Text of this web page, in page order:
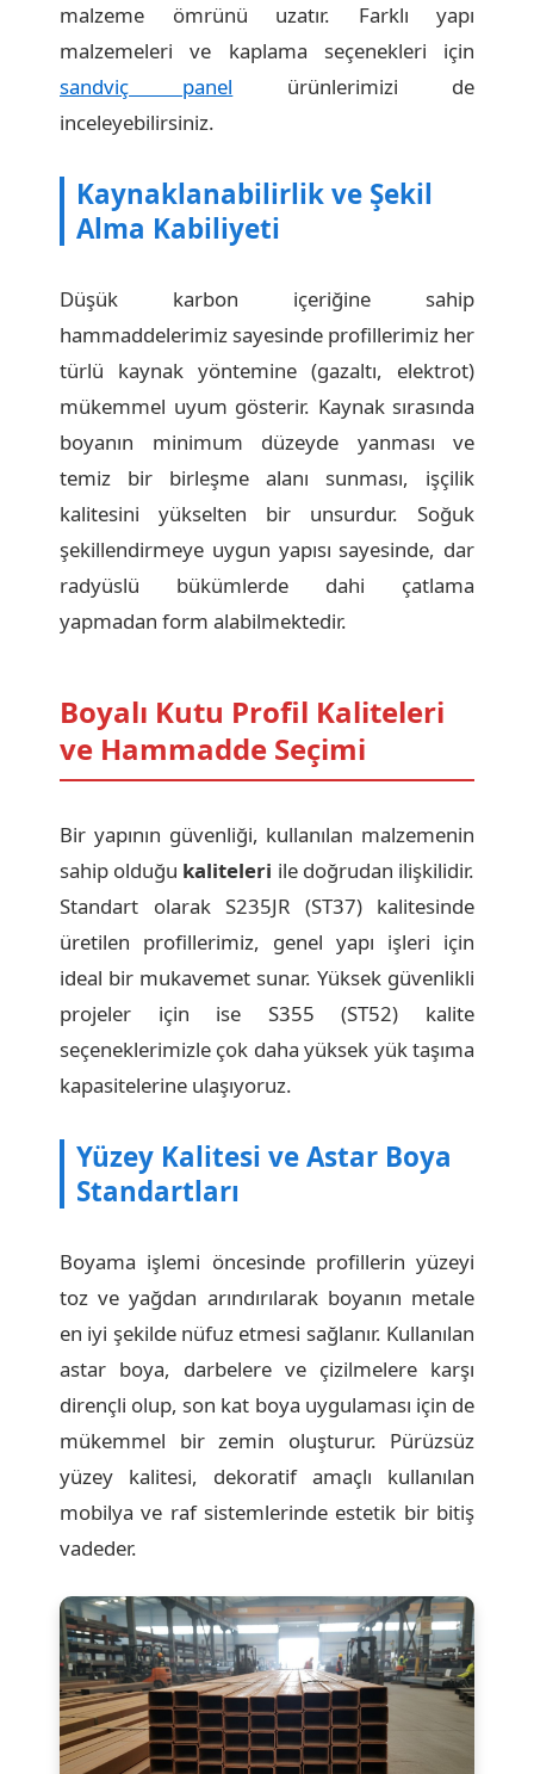
malzeme ömrünü uzatır. Farklı yapı
malzemeleri ve kaplama seçenekleri için
sandviç panel ürünlerimizi de
inceleyebilirsiniz.
Kaynaklanabilirlik ve Şekil
Alma Kabiliyeti
Düşük karbon içeriğine sahip
hammaddelerimiz sayesinde profillerimiz her
türlü kaynak yöntemine (gazaltı, elektrot)
mükemmel uyum gösterir. Kaynak sırasında
boyanın minimum düzeyde yanması ve
temiz bir birleşme alanı sunması, işçilik
kalitesini yükselten bir unsurdur. Soğuk
şekillendirmeye uygun yapısı sayesinde, dar
radyüslü bükümlerde dahi çatlama
yapmadan form alabilmektedir.
Boyalı Kutu Profil Kaliteleri
ve Hammadde Seçimi
Bir yapının güvenliği, kullanılan malzemenin
sahip olduğu kaliteleri ile doğrudan ilişkilidir.
Standart olarak S235JR (ST37) kalitesinde
üretilen profillerimiz, genel yapı işleri için
ideal bir mukavemet sunar. Yüksek güvenlikli
projeler için ise S355 (ST52) kalite
seçeneklerimizle çok daha yüksek yük taşıma
kapasitelerine ulaşıyoruz.
Yüzey Kalitesi ve Astar Boya
Standartları
Boyama işlemi öncesinde profillerin yüzeyi
toz ve yağdan arındırılarak boyanın metale
en iyi şekilde nüfuz etmesi sağlanır. Kullanılan
astar boya, darbelere ve çizilmelere karşı
dirençli olup, son kat boya uygulaması için de
mükemmel bir zemin oluşturur. Pürüzsüz
yüzey kalitesi, dekoratif amaçlı kullanılan
mobilya ve raf sistemlerinde estetik bir bitiş
vadeder.